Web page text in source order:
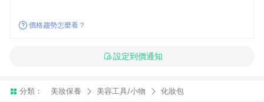
價格趨勢怎麼看？
設定到價通知
分類： 美妝保養 美容工具/小物 化妝包